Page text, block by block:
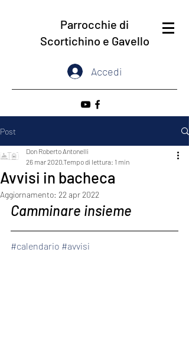
Parrocchie di
Scortichino e Gavello
Accedi
Post
Avvisi in bacheca
Don Roberto Antonelli
26 mar 2020Tempo di lettura: 1 min
Aggiornamento: 22 apr 2022
Camminare insieme
#calendario #avvisi